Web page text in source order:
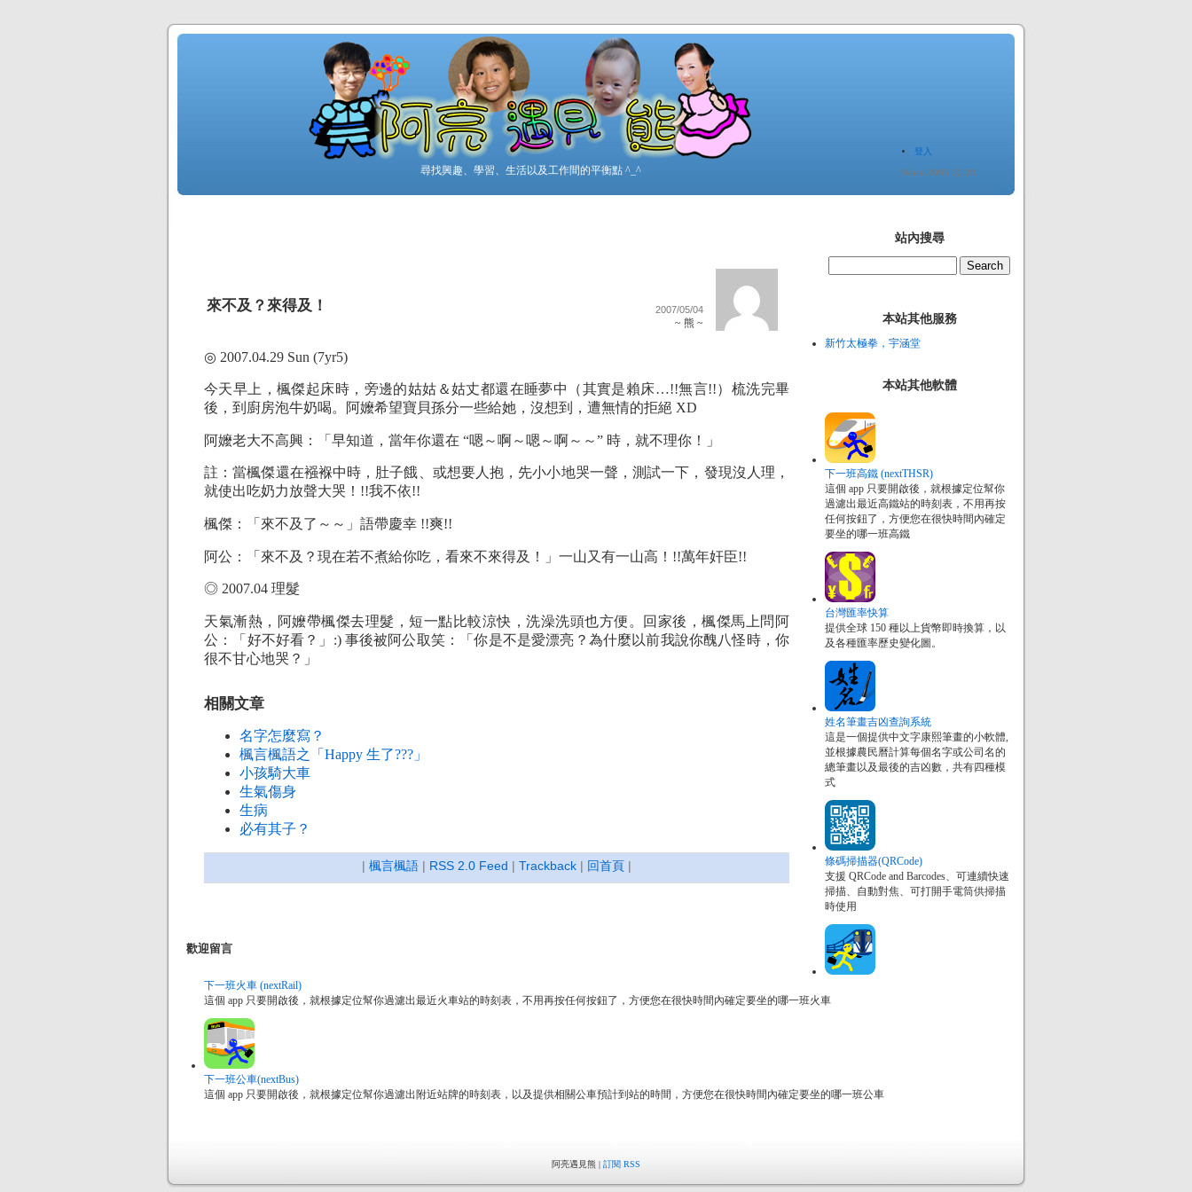
尋找興趣、學習、生活以及工作間的平衡點 ^_^
登入
Since 2005.12.20
來不及？來得及！ 2007/05/04
~ 熊 ~
◎ 2007.04.29 Sun (7yr5)
今天早上，楓傑起床時，旁邊的姑姑＆姑丈都還在睡夢中（其實是賴床…!!無言!!）梳洗完畢
後，到廚房泡牛奶喝。阿嬤希望寶貝孫分一些給她，沒想到，遭無情的拒絕 XD
阿嬤老大不高興：「早知道，當年你還在 “嗯～啊～嗯～啊～～” 時，就不理你！」
註：當楓傑還在襁褓中時，肚子餓、或想要人抱，先小小地哭一聲，測試一下，發現沒人理，
就使出吃奶力放聲大哭！!!我不依!!
楓傑：「來不及了～～」語帶慶幸 !!爽!!
阿公：「來不及？現在若不煮給你吃，看來不來得及！」一山又有一山高！!!萬年奸臣!!
◎ 2007.04 理髮
天氣漸熱，阿嬤帶楓傑去理髮，短一點比較涼快，洗澡洗頭也方便。回家後，楓傑馬上問阿
公：「好不好看？」:) 事後被阿公取笑：「你是不是愛漂亮？為什麼以前我說你醜八怪時，你
很不甘心地哭？」
相關文章
名字怎麼寫？
楓言楓語之「Happy 生了???」
小孩騎大車
生氣傷身
生病
必有其子？
| 楓言楓語 | RSS 2.0 Feed | Trackback | 回首頁 |
歡迎留言
站內搜尋
本站其他服務
新竹太極拳，宇涵堂
本站其他軟體
下一班高鐵 (nextTHSR)
這個 app 只要開啟後，就根據定位幫你
過濾出最近高鐵站的時刻表，不用再按
任何按鈕了，方便您在很快時間內確定
要坐的哪一班高鐵
台灣匯率快算
提供全球 150 種以上貨幣即時換算，以
及各種匯率歷史變化圖。
姓名筆畫吉凶查詢系統
這是一個提供中文字康熙筆畫的小軟體,
並根據農民曆計算每個名字或公司名的
總筆畫以及最後的吉凶數，共有四種模
式
條碼掃描器(QRCode)
支援 QRCode and Barcodes、可連續快速
掃描、自動對焦、可打開手電筒供掃描
時使用
下一班火車 (nextRail)
這個 app 只要開啟後，就根據定位幫你過濾出最近火車站的時刻表，不用再按任何按鈕了，方便您在很快時間內確定要坐的哪一班火車
下一班公車(nextBus)
這個 app 只要開啟後，就根據定位幫你過濾出附近站牌的時刻表，以及提供相關公車預計到站的時間，方便您在很快時間內確定要坐的哪一班公車
阿亮遇見熊 | 訂閱 RSS